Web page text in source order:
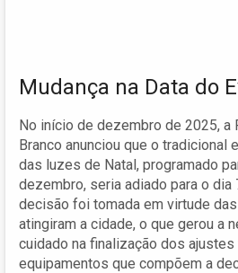
Mudança na Data do
No início de dezembro de 2025, a
Branco anunciou que o tradicional
das luzes de Natal, programado
dezembro, seria adiado para o dia
decisão foi tomada em virtude
atingiram a cidade, o que gerou a
cuidado na finalização dos
equipamentos que compõem a